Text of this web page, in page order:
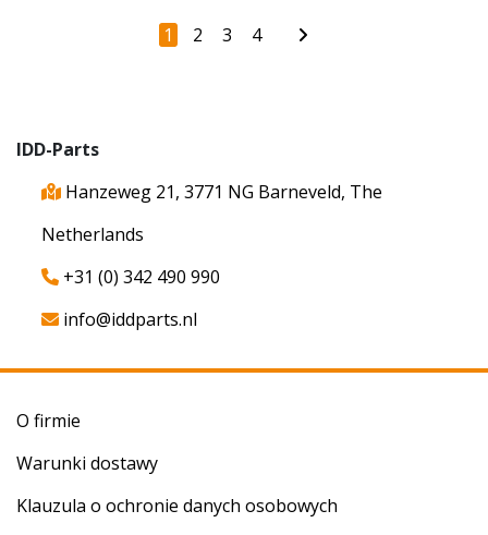
1 2 3 4
IDD-Parts
Hanzeweg 21, 3771 NG Barneveld, The
Netherlands
+31 (0) 342 490 990
info@iddparts.nl
O firmie
Warunki dostawy
Klauzula o ochronie danych osobowych